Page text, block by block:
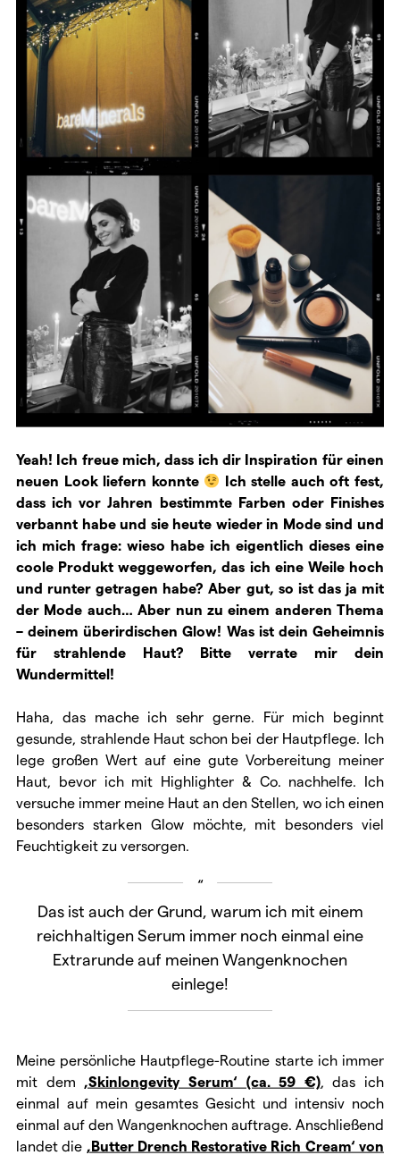
Yeah! Ich freue mich, dass ich dir Inspiration für einen
neuen Look liefern konnte
Ich stelle auch oft fest,
dass ich vor Jahren bestimmte Farben oder Finishes
verbannt habe und sie heute wieder in Mode sind und
ich mich frage: wieso habe ich eigentlich dieses eine
coole Produkt weggeworfen, das ich eine Weile hoch
und runter getragen habe? Aber gut, so ist das ja mit
der Mode auch… Aber nun zu einem anderen Thema
– deinem überirdischen Glow! Was ist dein Geheimnis
für strahlende Haut? Bitte verrate mir dein
Wundermittel!
Haha, das mache ich sehr gerne. Für mich beginnt
gesunde, strahlende Haut schon bei der Hautpflege. Ich
lege großen Wert auf eine gute Vorbereitung meiner
Haut, bevor ich mit Highlighter & Co. nachhelfe. Ich
versuche immer meine Haut an den Stellen, wo ich einen
besonders starken Glow möchte, mit besonders viel
Feuchtigkeit zu versorgen.
Das ist auch der Grund, warum ich mit einem
reichhaltigen Serum immer noch einmal eine
Extrarunde auf meinen Wangenknochen
einlege!
Meine persönliche Hautpflege-Routine starte ich immer
mit dem ‚Skinlongevity Serum‘ (ca. 59 €), das ich
einmal auf mein gesamtes Gesicht und intensiv noch
einmal auf den Wangenknochen auftrage. Anschließend
landet die ‚Butter Drench Restorative Rich Cream‘ von